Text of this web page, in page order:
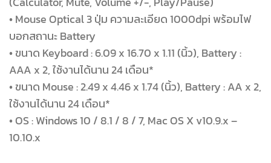
• Mouse Optical 3 ปุ่ม ความละเอียด 1000dpi พร้อมไฟ
บอกสถานะ Battery
• ขนาด Keyboard : 6.09 x 16.70 x 1.11 (นิ้ว), Battery :
AAA x 2, ใช้งานได้นาน 24 เดือน*
• ขนาด Mouse : 2.49 x 4.46 x 1.74 (นิ้ว), Battery : AA x 2,
ใช้งานได้นาน 24 เดือน*
• OS : Windows 10 / 8.1 / 8 / 7, Mac OS X v10.9.x –
10.10.x